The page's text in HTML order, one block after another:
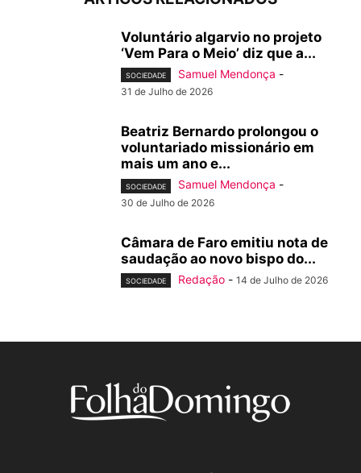
Voluntário algarvio no projeto
‘Vem Para o Meio’ diz que a...
SOCIEDADE Samuel Mendonça -
31 de Julho de 2026
Beatriz Bernardo prolongou o
voluntariado missionário em
mais um ano e...
SOCIEDADE Samuel Mendonça -
30 de Julho de 2026
Câmara de Faro emitiu nota de
saudação ao novo bispo do...
SOCIEDADE Redação - 14 de Julho de 2026